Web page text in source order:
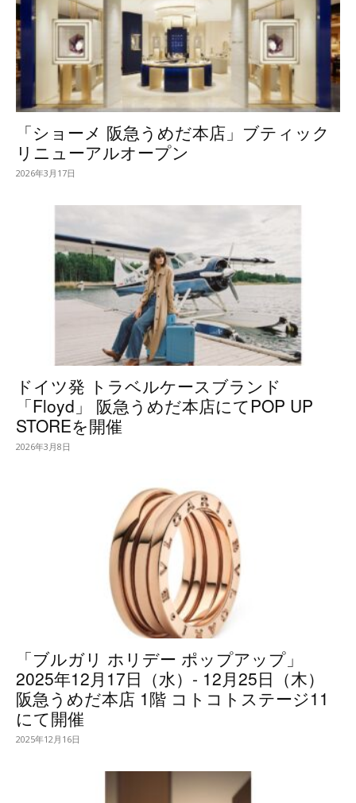
「ショーメ 阪急うめだ本店」ブティック
リニューアルオープン
2026年3月17日
ドイツ発 トラベルケースブランド
「Floyd」 阪急うめだ本店にてPOP UP
STOREを開催
2026年3月8日
「ブルガリ ホリデー ポップアップ」
2025年12月17日（水）- 12月25日（木）
阪急うめだ本店 1階 コトコトステージ11
にて開催
2025年12月16日